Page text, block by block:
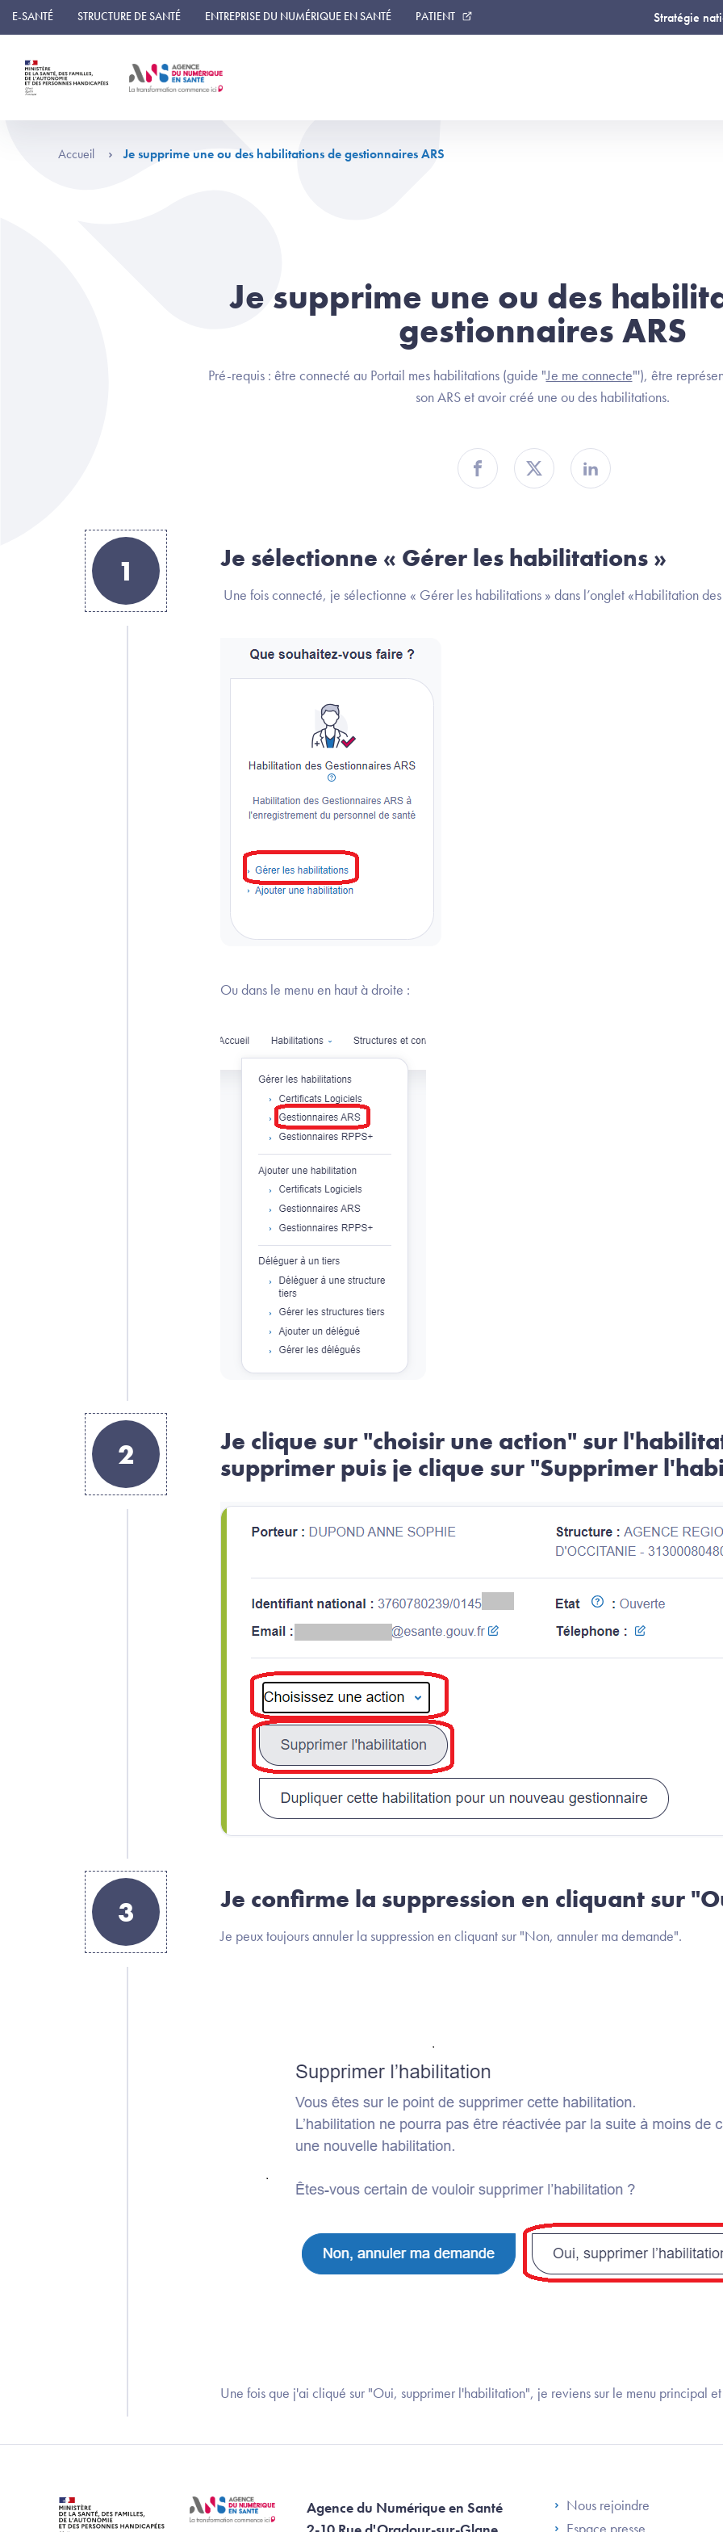
Panneau de gestion des cookies
E-SANTÉ STRUCTURE DE SANTÉ ENTREPRISE DU NUMÉRIQUE EN SANTÉ PATIENT Stratégie
Accueil Je supprime une ou des habilitations de gestionnaires ARS
Je supprime une ou des
gestionnaires ARS
Pré-requis : être connecté au Portail mes habilitations (guide "Je me connecte"'), être
son ARS et avoir créé une ou des habilitations.
Partager sur Facebook
Partager sur TwitterPartager sur Linkedin
1 Je sélectionne « Gérer les habilitations »
Une fois connecté, je sélectionne « Gérer les habilitations » dans l’onglet «Habilitation
Ou dans le menu en haut à droite :
2
Je clique sur "choisir une action" sur
supprimer puis je clique sur "Supprimer
3 Je confirme la suppression en cliquant sur
Je peux toujours annuler la suppression en cliquant sur "Non, annuler ma demande".
Une fois que j'ai cliqué sur "Oui, supprimer l'habilitation", je reviens sur le menu principal
Agence du Numérique en Santé
Footer Left ANS
Nous rejoindre